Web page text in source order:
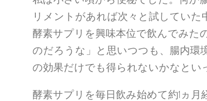
リメントがあれば次々と試していた
酵素サプリを興味本位で飲んでみた
のだろうな」と思いつつも、腸内環
の効果だけでも得られないかなとい
酵素サプリを毎日飲み始めて約1ヵ